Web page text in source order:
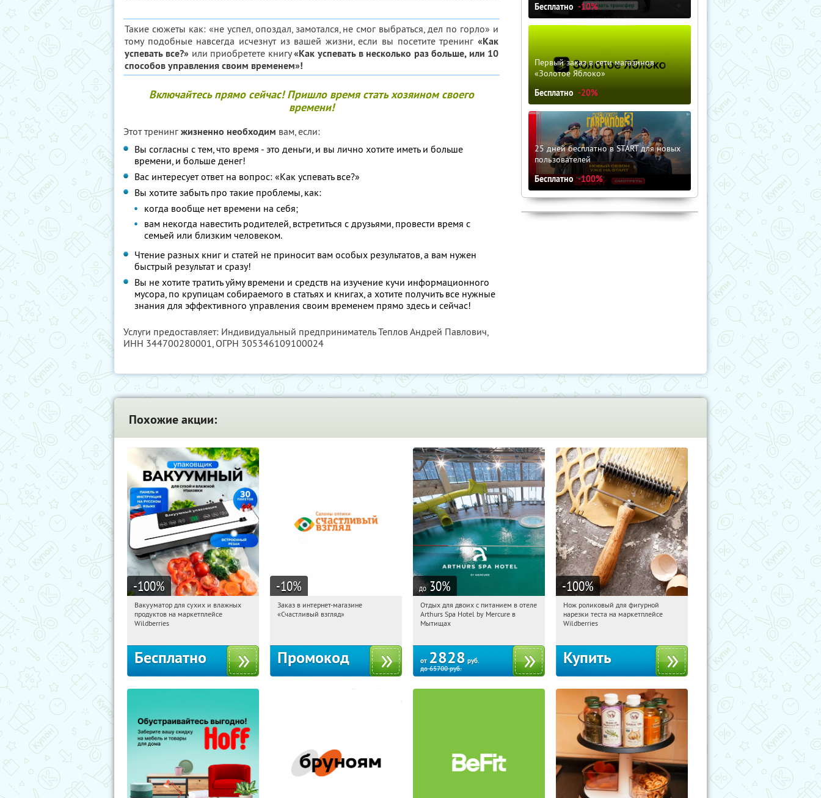
Такие сюжеты как: «не успел, опоздал, замотался, не смог выбраться, дел по горло» и
тому подобные навсегда исчезнут из вашей жизни, если вы посетите тренинг «Как
успевать все?» или приобретете книгу«Как успевать в несколько раз больше, или 10
способов управления своим временем»!
Включайтесь прямо сейчас! Пришло время стать хозяином своего
времени!
Этот тренинг жизненно необходим вам, если:
Вы согласны с тем, что время - это деньги, и вы лично хотите иметь и больше
времени, и больше денег!
Вас интересует ответ на вопрос: «Как успевать все?»
Вы хотите забыть про такие проблемы, как:
когда вообще нет времени на себя;
вам некогда навестить родителей, встретиться с друзьями, провести время с
семьей или близким человеком.
Чтение разных книг и статей не приносит вам особых результатов, а вам нужен
быстрый результат и сразу!
Вы не хотите тратить уйму времени и средств на изучение кучи информационного
мусора, по крупицам собираемого в статьях и книгах, а хотите получить все нужные
знания для эффективного управления своим временем прямо здесь и сейчас!
Услуги предоставляет: Индивидуальный предприниматель Теплов Андрей Павлович,
ИНН 344700280001, ОГРН 305346109100024
Бесплатно -10%
Первый заказ в сети магазинов
«Золотое Яблоко»
Бесплатно -20%
25 дней бесплатно в START для новых
пользователей
Бесплатно -100%
Похожие акции:
-100%
19:21:19 Получили:174
Россия
Вакууматор для сухих и влажных
продуктов на маркетплейсе
Wildberries
Бесплатно
-10%
19:21:19
Получи первым!
Заказ в интернет-магазине
«Счастливый взгляд»
Промокод
до 30%
19:21:19
Купи первым!
Московская обл., г. Мытищи, д.
Отдых для двоих с питанием в отеле
Arthurs Spa Hotel by Mercure в
Мытищах
от 2828 руб.
до65700руб.
-100%
19:21:19 Получили:
Россия
Нож роликовый для фигурной
нарезки теста на маркетплейсе
Wildberries
Купить